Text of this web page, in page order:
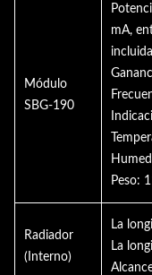
Módulo
SBG-190
mA,
Peso:
Radiador
(Interno)
La
La